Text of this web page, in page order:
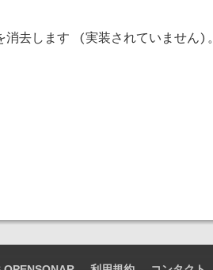
消去します (実装されていません)。